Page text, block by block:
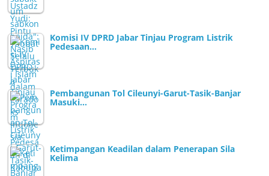
Komisi IV DPRD Jabar Tinjau Program Listrik
Pedesaan…
Pembangunan Tol Cileunyi-Garut-Tasik-Banjar
Masuki…
Ketimpangan Keadilan dalam Penerapan Sila
Kelima